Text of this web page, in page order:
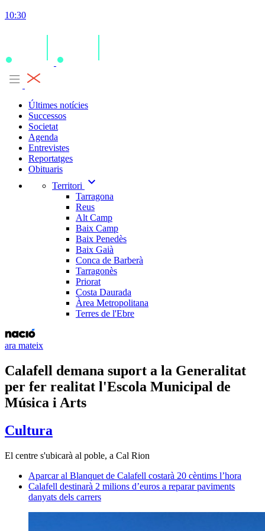
10:30
Últimes notícies
Successos
Societat
Agenda
Entrevistes
Reportatges
Obituaris
Territori
expand_more
Tarragona
Reus
Alt Camp
Baix Camp
Baix Penedès
Baix Gaià
Conca de Barberà
Tarragonès
Priorat
Costa Daurada
Àrea Metropolitana
Terres de l'Ebre
ara mateix
Calafell demana suport a la Generalitat
per fer realitat l'Escola Municipal de
Música i Arts
Cultura
El centre s'ubicarà al poble, a Cal Rion
Aparcar al Blanquet de Calafell costarà 20 cèntims l’hora
Calafell destinarà 2 milions d’euros a reparar paviments
danyats dels carrers